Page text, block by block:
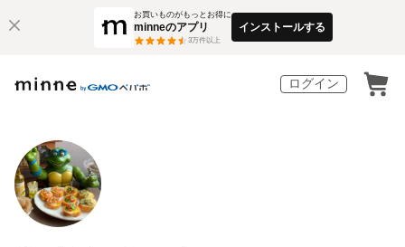
お買いものがもっとお得に
minneのアプリ
3万件以上
インストールする
ログイン